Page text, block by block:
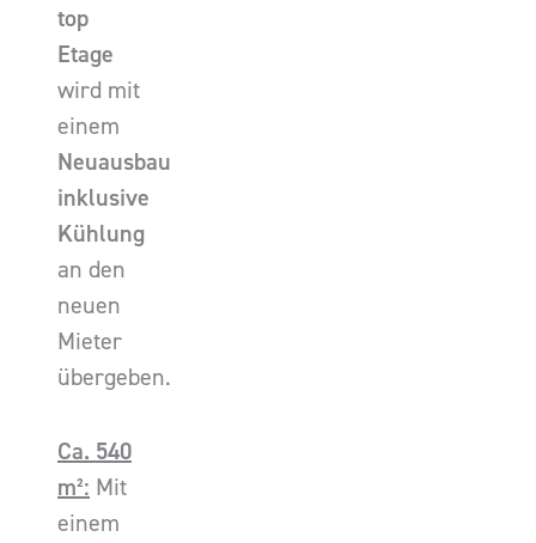
top
Etage
wird mit
einem
Neuausbau
inklusive
Kühlung
an den
neuen
Mieter
übergeben.
Ca. 540
m²: Mit
einem